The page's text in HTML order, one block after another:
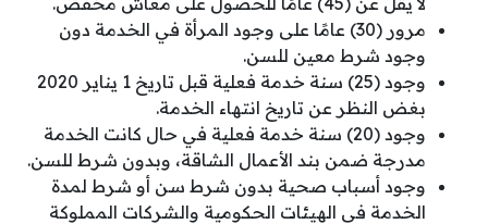
مرور (30) عامًا على وجود المرأة في الخدمة دون
وجود شرط معين للسن.
وجود (25) سنة خدمة فعلية قبل تاريخ 1 يناير 2020
بغض النظر عن تاريخ انتهاء الخدمة.
وجود (20) سنة خدمة فعلية في حال كانت الخدمة
مدرجة ضمن بند الأعمال الشاقة، وبدون شرط للسن.
وجود أسباب صحية بدون شرط سن أو شرط لمدة
الخدمة في الهيئات الحكومية والشركات المملوكة